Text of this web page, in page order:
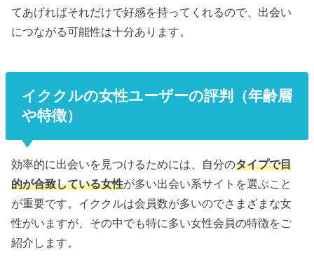
てあげればそれだけで好感を持ってくれるので、出会い
につながる可能性は十分あります。
イククルの女性ユーザーの評判（年齢層
や特徴）
効率的に出会いを見つけるためには、自分のタイプで目
的が合致している女性が多い出会い系サイトを選ぶこと
が重要です。イククルは会員数が多いのでさまざまな女
性がいますが、その中でも特に多い女性会員の特徴をご
紹介します。